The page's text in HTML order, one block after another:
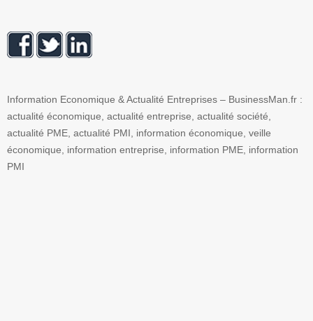
Information Economique & Actualité Entreprises – BusinessMan.fr :
actualité économique, actualité entreprise, actualité société,
actualité PME, actualité PMI, information économique, veille
économique, information entreprise, information PME, information
PMI